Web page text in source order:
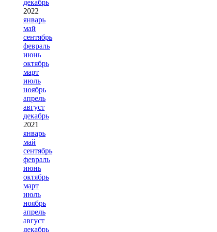
декабрь
2022
январь
май
сентябрь
февраль
июнь
октябрь
март
июль
ноябрь
апрель
август
декабрь
2021
январь
май
сентябрь
февраль
июнь
октябрь
март
июль
ноябрь
апрель
август
декабрь